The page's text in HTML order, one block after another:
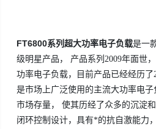
FT6800系列超大功率电子负载是一
级明星产品， 产品系列2009年面世
功率电子负载，目前产品已经经历了
是市场上广泛使用的主流大功率电子
市场存量， 使其历经了众多的沉淀
闭环控制设计，具有*的抗自激能力